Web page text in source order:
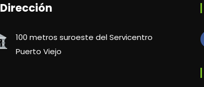
Dirección
100 metros suroeste del Servicentro
Puerto Viejo